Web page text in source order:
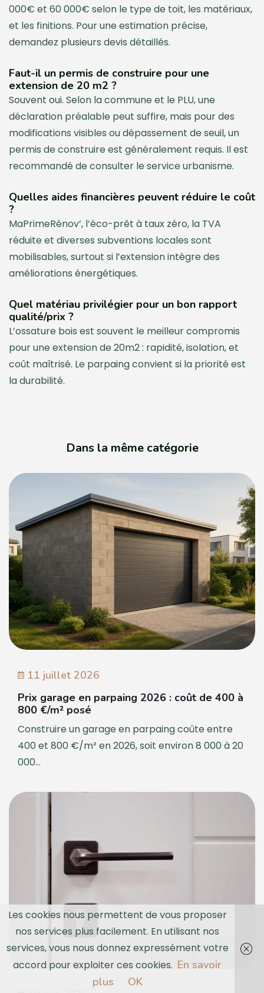
000€ et 60 000€ selon le type de toit, les matériaux,
et les finitions. Pour une estimation précise,
demandez plusieurs devis détaillés.
Faut-il un permis de construire pour une
extension de 20 m2 ?
Souvent oui. Selon la commune et le PLU, une
déclaration préalable peut suffire, mais pour des
modifications visibles ou dépassement de seuil, un
permis de construire est généralement requis. Il est
recommandé de consulter le service urbanisme.
Quelles aides financières peuvent réduire le coût
?
MaPrimeRénov’, l’éco-prêt à taux zéro, la TVA
réduite et diverses subventions locales sont
mobilisables, surtout si l’extension intègre des
améliorations énergétiques.
Quel matériau privilégier pour un bon rapport
qualité/prix ?
L’ossature bois est souvent le meilleur compromis
pour une extension de 20m2 : rapidité, isolation, et
coût maîtrisé. Le parpaing convient si la priorité est
la durabilité.
Dans la même catégorie
11 juillet 2026
Prix garage en parpaing 2026 : coût de 400 à
800 €/m² posé
Construire un garage en parpaing coûte entre
400 et 800 €/m² en 2026, soit environ 8 000 à 20
000...
Les cookies nous permettent de vous proposer
nos services plus facilement. En utilisant nos
services, vous nous donnez expressément votre
accord pour exploiter ces cookies. En savoir
plus
OK